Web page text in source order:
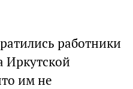
работники
Иркутской
им не